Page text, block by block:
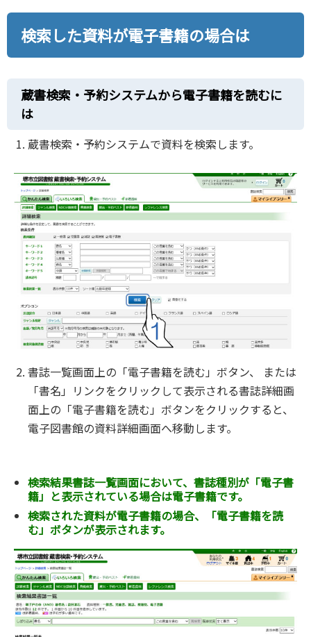
検索した資料が電子書籍の場合は
蔵書検索・予約システムから電子書籍を読むに
は
蔵書検索・予約システムで資料を検索します。
書誌一覧画面上の「電子書籍を読む」ボタン、 または
「書名」リンクをクリックして表示される書誌詳細画
面上の「電子書籍を読む」ボタンをクリックすると、
電子図書館の資料詳細画面へ移動します。
検索結果書誌一覧画面において、書誌種別が「電子書
籍」と表示されている場合は電子書籍です。
検索された資料が電子書籍の場合、「電子書籍を読
む」ボタンが表示されます。